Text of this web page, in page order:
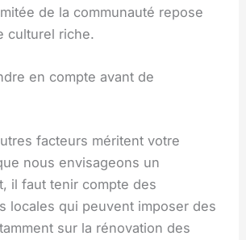
de la communauté repose
culturel riche.
en compte avant de
facteurs méritent votre
nous envisageons un
il faut tenir compte des
locales qui peuvent imposer des
sur la rénovation des